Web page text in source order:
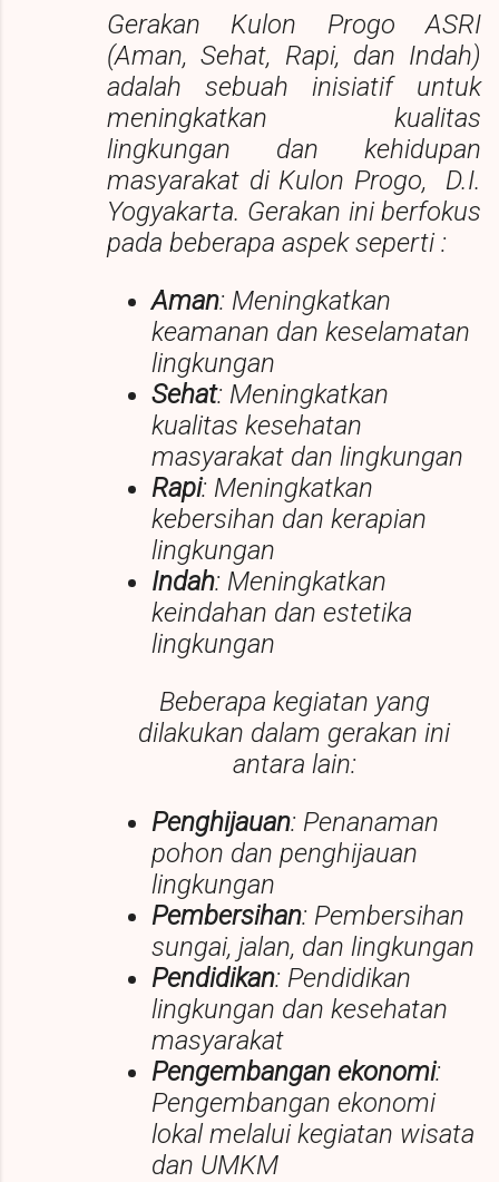
Gerakan Kulon Progo ASRI
(Aman, Sehat, Rapi, dan Indah)
adalah sebuah inisiatif untuk
meningkatkan kualitas
lingkungan dan kehidupan
masyarakat di Kulon Progo, D.I.
Yogyakarta. Gerakan ini berfokus
pada beberapa aspek seperti :
Aman: Meningkatkan
keamanan dan keselamatan
lingkungan
Sehat: Meningkatkan
kualitas kesehatan
masyarakat dan lingkungan
Rapi: Meningkatkan
kebersihan dan kerapian
lingkungan
Indah: Meningkatkan
keindahan dan estetika
lingkungan
Beberapa kegiatan yang
dilakukan dalam gerakan ini
antara lain:
Penghijauan: Penanaman
pohon dan penghijauan
lingkungan
Pembersihan: Pembersihan
sungai, jalan, dan lingkungan
Pendidikan: Pendidikan
lingkungan dan kesehatan
masyarakat
Pengembangan ekonomi:
Pengembangan ekonomi
lokal melalui kegiatan wisata
dan UMKM